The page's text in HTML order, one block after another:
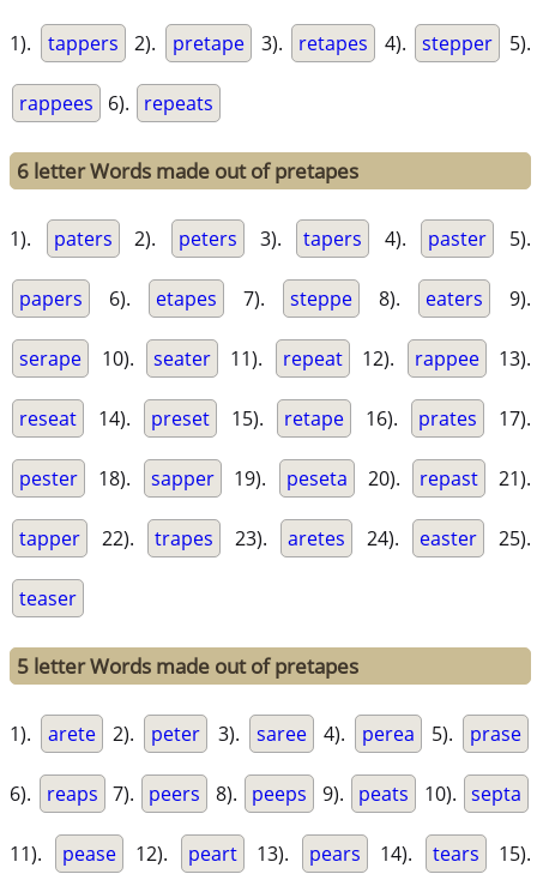
1). tappers 2). pretape 3). retapes 4). stepper 5).
rappees 6). repeats
6 letter Words made out of pretapes
1). paters 2). peters 3). tapers 4). paster 5).
papers 6). etapes 7). steppe 8). eaters 9).
serape 10). seater 11). repeat 12). rappee 13).
reseat 14). preset 15). retape 16). prates 17).
pester 18). sapper 19). peseta 20). repast 21).
tapper 22). trapes 23). aretes 24). easter 25).
teaser
5 letter Words made out of pretapes
1). arete 2). peter 3). saree 4). perea 5). prase
6). reaps 7). peers 8). peeps 9). peats 10). septa
11). pease 12). peart 13). pears 14). tears 15).